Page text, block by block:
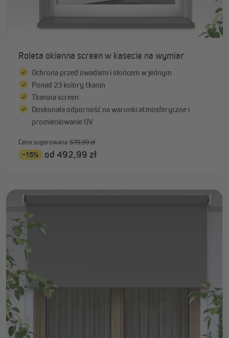
Roleta okienna screen w kasecie na wymiar
Ochrona przed owadami i słońcem w jednym
Ponad 23 kolory tkanin
Tkanina screen
Doskonała odporność na warunki atmosferyczne i
promieniowanie UV
Cena sugerowana 579,99 zł
-15% od 492,99 zł